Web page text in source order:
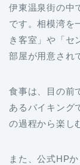
伊東温泉街の中
です。相模湾を
き客室」や「セ
部屋が用意され
食事は、目の前
あるバイキング
の過程から楽し
また、公式HP